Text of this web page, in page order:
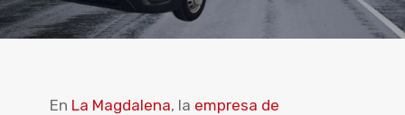
En La Magdalena, la empresa de